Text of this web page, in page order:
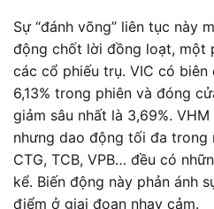
Sự “đánh võng” liên tục này
động chốt lời đồng loạt, một
các cổ phiếu trụ. VIC có
6,13% trong phiên và đóng
giảm sâu nhất là 3,69%.
nhưng dao động tối đa trong
CTG, TCB, VPB… đều có
kể. Biến động này phản ánh
điểm ở giai đoạn nhạy cảm.